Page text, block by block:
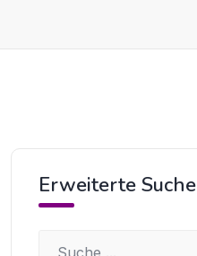
Erweiterte Suche